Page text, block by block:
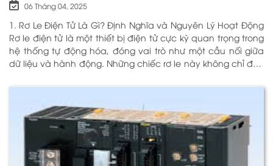
06 Tháng 04, 2025
1. Rơ Le Điện Tử Là Gì? Định Nghĩa và Nguyên Lý Hoạt Động
Rơ le điện tử là một thiết bị điện tử cực kỳ quan trọng trong
hệ thống tự động hóa, đóng vai trò như một cầu nối giữa
dữ liệu và hành động. Những chiếc rơ le này không chỉ đơn
thông minh giúp điều khiển và giám sát hoạt động của các
thiết bị khác nhau trong môi trường công nghiệp cũng như
trong hộ gia đình. Bằng cách sử dụng công nghệ hiện đại,
rơ le điện tử có khả năng xử lý và phản hồi nhanh chóng,
nhằm nâng cao hiệu suất hoạt động và độ an toàn cho
các hệ thống mà nó kiểm soát. N